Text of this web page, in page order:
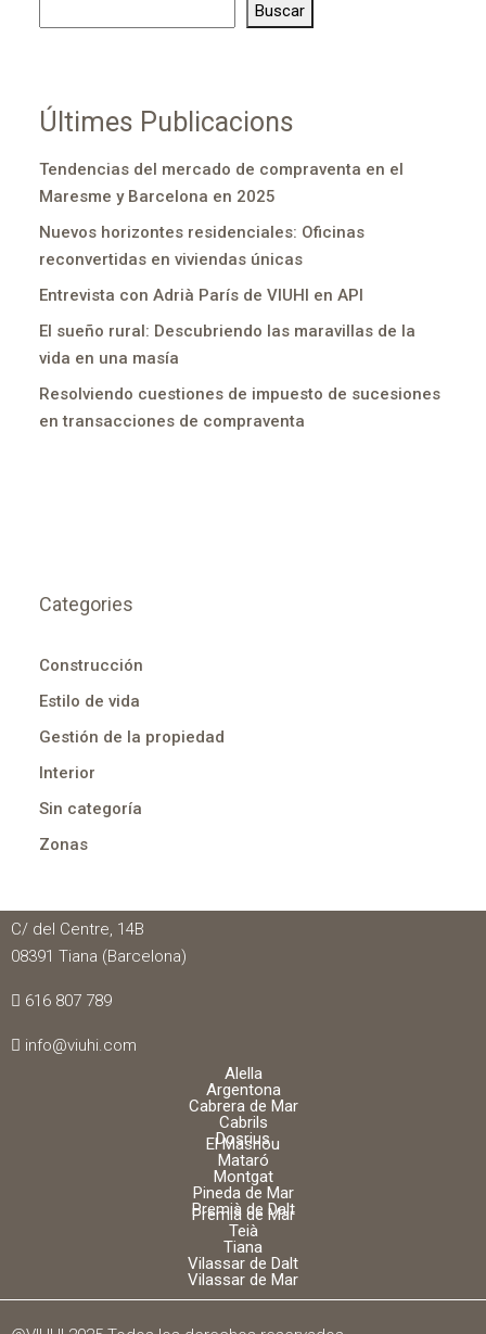
Buscar
Últimes Publicacions
Tendencias del mercado de compraventa en el
Maresme y Barcelona en 2025
Nuevos horizontes residenciales: Oficinas
reconvertidas en viviendas únicas
Entrevista con Adrià París de VIUHI en API
El sueño rural: Descubriendo las maravillas de la
vida en una masía
Resolviendo cuestiones de impuesto de sucesiones
en transacciones de compraventa
Categories
Construcción
Estilo de vida
Gestión de la propiedad
Interior
Sin categoría
Zonas
C/ del Centre, 14B
08391 Tiana (Barcelona)
616 807 789
info@viuhi.com
Alella
Argentona
Cabrera de Mar
Cabrils
Dosrius
El Masnou
Mataró
Montgat
Pineda de Mar
Premià de Dalt
Premià de Mar
Teià
Tiana
Vilassar de Dalt
Vilassar de Mar